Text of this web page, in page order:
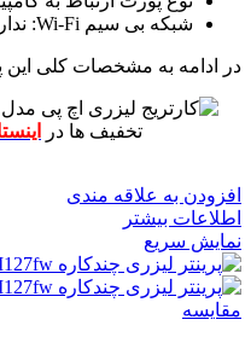
شبکه بی سیم Wi-Fi: ندارد
در ادامه به مشخصات کلی این
تخفیف ها در
افزودن به علاقه مندی
اطلاعات بیشتر
نمایش سریع
مقايسه